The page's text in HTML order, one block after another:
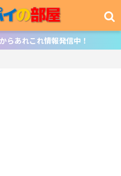
らあれこれ情報発信中！